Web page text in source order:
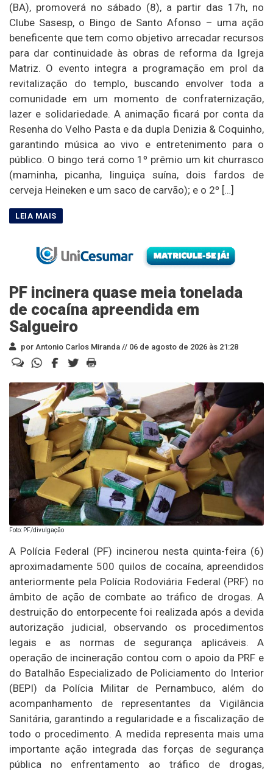
(BA), promoverá no sábado (8), a partir das 17h, no
Clube Sasesp, o Bingo de Santo Afonso – uma ação
beneficente que tem como objetivo arrecadar recursos
para dar continuidade às obras de reforma da Igreja
Matriz. O evento integra a programação em prol da
revitalização do templo, buscando envolver toda a
comunidade em um momento de confraternização,
lazer e solidariedade. A animação ficará por conta da
Resenha do Velho Pasta e da dupla Denizia & Coquinho,
garantindo música ao vivo e entretenimento para o
público. O bingo terá como 1º prêmio um kit churrasco
(maminha, picanha, linguiça suína, dois fardos de
cerveja Heineken e um saco de carvão); e o 2º […]
PF incinera quase meia tonelada
de cocaína apreendida em
Salgueiro
por Antonio Carlos Miranda // 06 de agosto de 2026 às 21:28
Foto: PF/divulgação
A Polícia Federal (PF) incinerou nesta quinta-feira (6)
aproximadamente 500 quilos de cocaína, apreendidos
anteriormente pela Polícia Rodoviária Federal (PRF) no
âmbito de ação de combate ao tráfico de drogas. A
destruição do entorpecente foi realizada após a devida
autorização judicial, observando os procedimentos
legais e as normas de segurança aplicáveis. A
operação de incineração contou com o apoio da PRF e
do Batalhão Especializado de Policiamento do Interior
(BEPI) da Polícia Militar de Pernambuco, além do
acompanhamento de representantes da Vigilância
Sanitária, garantindo a regularidade e a fiscalização de
todo o procedimento. A medida representa mais uma
importante ação integrada das forças de segurança
pública no enfrentamento ao tráfico de drogas,